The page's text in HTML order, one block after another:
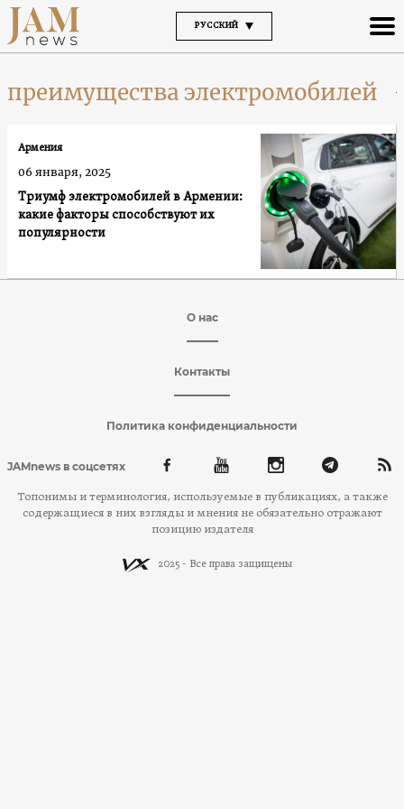
РУССКИЙ
преимущества электромобилей
Триумф электромобилей в Армении:
какие факторы способствуют их
популярности
Армения
06 января, 2025
О нас
Контакты
Политика конфиденциальности
JAMnews в соцсетях
Топонимы и терминология, используемые в публикациях, а также
содержащиеся в них взгляды и мнения не обязательно отражают
позицию издателя
2025 - Все права защищены